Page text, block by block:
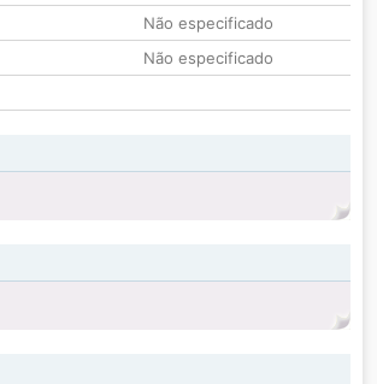
Não especificado
Não especificado